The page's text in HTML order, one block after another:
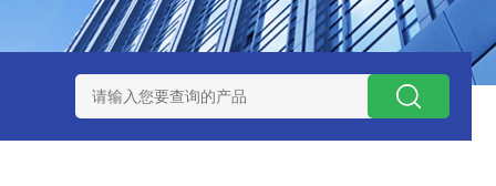
LK康复医院废水处理器设备 LK康复医院污水处理